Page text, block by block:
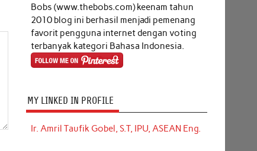
Bobs (www.thebobs.com) keenam tahun
2010 blog ini berhasil menjadi pemenang
favorit pengguna internet dengan voting
terbanyak kategori Bahasa Indonesia.
MY LINKED IN PROFILE
Ir. Amril Taufik Gobel, S.T, IPU, ASEAN Eng.